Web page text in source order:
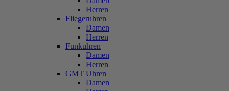
Herren
Fliegeruhren
Damen
Herren
Funkuhren
Damen
Herren
GMT Uhren
Damen